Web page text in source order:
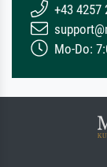
+43 4257
Mo-Do: